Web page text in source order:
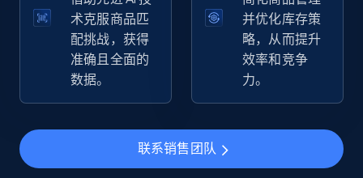
TikTok Shop
667+
术克服商品匹
配挑战，获得
准确且全面的
数据。
并优化库存策
略，从而提升
效率和竞争
力。
联系销售团队